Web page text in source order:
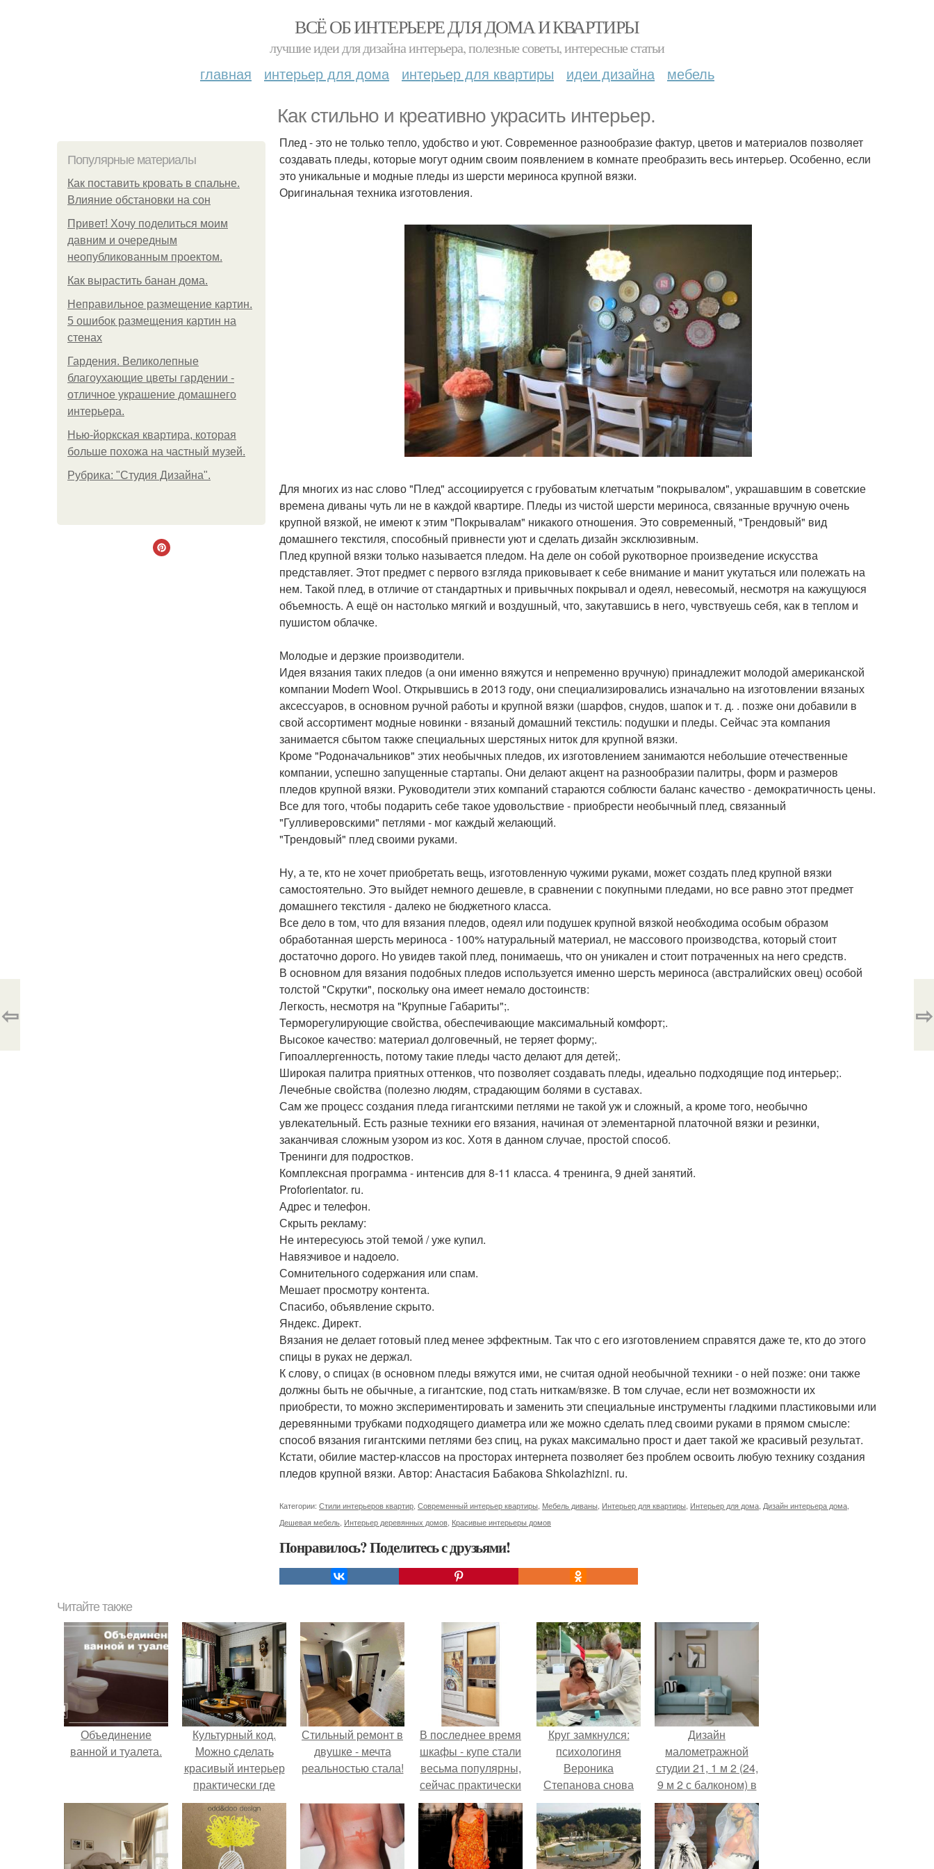
ВСЁ ОБ ИНТЕРЬЕРЕ ДЛЯ ДОМА И КВАРТИРЫ
лучшие идеи для дизайна интерьера, полезные советы, интересные статьи
главная интерьер для дома интерьер для квартиры идеи дизайна мебель
Как стильно и креативно украсить интерьер.
Популярные материалы
Как поставить кровать в спальне.
Влияние обстановки на сон
Привет! Хочу поделиться моим
давним и очередным
неопубликованным проектом.
Как вырастить банан дома.
Неправильное размещение картин.
5 ошибок размещения картин на
стенах
Гардения. Великолепные
благоухающие цветы гардении -
отличное украшение домашнего
интерьера.
Нью-йоркская квартира, которая
больше похожа на частный музей.
Рубрика: "Студия Дизайна".
Плед - это не только тепло, удобство и уют. Современное разнообразие фактур, цветов и материалов позволяет
создавать пледы, которые могут одним своим появлением в комнате преобразить весь интерьер. Особенно, если
это уникальные и модные пледы из шерсти мериноса крупной вязки.
Оригинальная техника изготовления.
Для многих из нас слово "Плед" ассоциируется с грубоватым клетчатым "покрывалом", украшавшим в советские
времена диваны чуть ли не в каждой квартире. Пледы из чистой шерсти мериноса, связанные вручную очень
крупной вязкой, не имеют к этим "Покрывалам" никакого отношения. Это современный, "Трендовый" вид
домашнего текстиля, способный привнести уют и сделать дизайн эксклюзивным.
Плед крупной вязки только называется пледом. На деле он собой рукотворное произведение искусства
представляет. Этот предмет с первого взгляда приковывает к себе внимание и манит укутаться или полежать на
нем. Такой плед, в отличие от стандартных и привычных покрывал и одеял, невесомый, несмотря на кажущуюся
объемность. А ещё он настолько мягкий и воздушный, что, закутавшись в него, чувствуешь себя, как в теплом и
пушистом облачке.
Молодые и дерзкие производители.
Идея вязания таких пледов (а они именно вяжутся и непременно вручную) принадлежит молодой американской
компании Modern Wool. Открывшись в 2013 году, они специализировались изначально на изготовлении вязаных
аксессуаров, в основном ручной работы и крупной вязки (шарфов, снудов, шапок и т. д. . позже они добавили в
свой ассортимент модные новинки - вязаный домашний текстиль: подушки и пледы. Сейчас эта компания
занимается сбытом также специальных шерстяных ниток для крупной вязки.
Кроме "Родоначальников" этих необычных пледов, их изготовлением занимаются небольшие отечественные
компании, успешно запущенные стартапы. Они делают акцент на разнообразии палитры, форм и размеров
пледов крупной вязки. Руководители этих компаний стараются соблюсти баланс качество - демократичность цены.
Все для того, чтобы подарить себе такое удовольствие - приобрести необычный плед, связанный
"Гулливеровскими" петлями - мог каждый желающий.
"Трендовый" плед своими руками.
Ну, а те, кто не хочет приобретать вещь, изготовленную чужими руками, может создать плед крупной вязки
самостоятельно. Это выйдет немного дешевле, в сравнении с покупными пледами, но все равно этот предмет
домашнего текстиля - далеко не бюджетного класса.
Все дело в том, что для вязания пледов, одеял или подушек крупной вязкой необходима особым образом
обработанная шерсть мериноса - 100% натуральный материал, не массового производства, который стоит
достаточно дорого. Но увидев такой плед, понимаешь, что он уникален и стоит потраченных на него средств.
В основном для вязания подобных пледов используется именно шерсть мериноса (австралийских овец) особой
толстой "Скрутки", поскольку она имеет немало достоинств:
Легкость, несмотря на "Крупные Габариты";.
Терморегулирующие свойства, обеспечивающие максимальный комфорт;.
Высокое качество: материал долговечный, не теряет форму;.
Гипоаллергенность, потому такие пледы часто делают для детей;.
Широкая палитра приятных оттенков, что позволяет создавать пледы, идеально подходящие под интерьер;.
Лечебные свойства (полезно людям, страдающим болями в суставах.
Сам же процесс создания пледа гигантскими петлями не такой уж и сложный, а кроме того, необычно
увлекательный. Есть разные техники его вязания, начиная от элементарной платочной вязки и резинки,
заканчивая сложным узором из кос. Хотя в данном случае, простой способ.
Тренинги для подростков.
Комплексная программа - интенсив для 8-11 класса. 4 тренинга, 9 дней занятий.
Proforientator. ru.
Адрес и телефон.
Скрыть рекламу:
Не интересуюсь этой темой / уже купил.
Навязчивое и надоело.
Сомнительного содержания или спам.
Мешает просмотру контента.
Спасибо, объявление скрыто.
Яндекс. Директ.
Вязания не делает готовый плед менее эффектным. Так что с его изготовлением справятся даже те, кто до этого
спицы в руках не держал.
К слову, о спицах (в основном пледы вяжутся ими, не считая одной необычной техники - о ней позже: они также
должны быть не обычные, а гигантские, под стать ниткам/вязке. В том случае, если нет возможности их
приобрести, то можно экспериментировать и заменить эти специальные инструменты гладкими пластиковыми или
деревянными трубками подходящего диаметра или же можно сделать плед своими руками в прямом смысле:
способ вязания гигантскими петлями без спиц, на руках максимально прост и дает такой же красивый результат.
Кстати, обилие мастер-классов на просторах интернета позволяет без проблем освоить любую технику создания
пледов крупной вязки. Автор: Анастасия Бабакова Shkolazhizni. ru.
Категории: Стили интерьеров квартир Современный интерьер квартиры Мебель диваны Интерьер для квартиры Интерьер для дома Дизайн интерьера дома
Дешевая мебель Интерьер деревянных домов Красивые интерьеры домов
Понравилось? Поделитесь с друзьями!
⇦ ⇨
Читайте также
Объединение
ванной и туалета.
Культурный код.
Можно сделать
красивый интерьер
практически где
угодно.
Стильный ремонт в
двушке - мечта
реальностью стала!
В последнее время
шкафы - купе стали
весьма популярны,
сейчас практически
в каждом
современном доме
есть этот атрибут
мебели.
Круг замкнулся:
психологиня
Вероника
Степанова снова
вышла замуж за
собственного
бывшего мужа.
Дизайн
малометражной
студии 21, 1 м 2 (24,
9 м 2 с балконом) в
Краснодаре.